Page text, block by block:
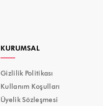
KURUMSAL
Gizlilik Politikası
Kullanım Koşulları
Üyelik Sözleşmesi